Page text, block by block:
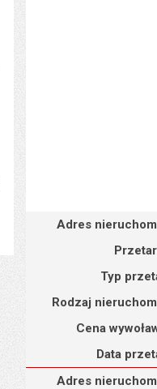
Adres nieruchomości :
Adres
Typ
Rodzaj
Cena
Data
Adres nieruchomości :
Adres